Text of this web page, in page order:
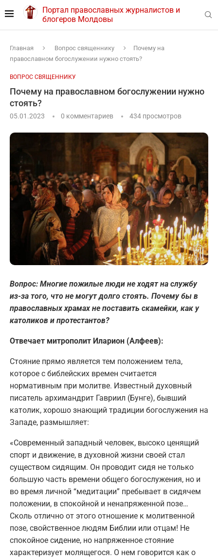
Портал православных журналистов и
блогеров Молдовы
Главная Вопрос священнику
Почему на
православном богослужении нужно стоять?
ВОПРОС СВЯЩЕННИКУ
Почему на православном богослужении нужно
стоять?
05.01.2023 0 комментариев 434 просмотров
Вопрос: Многие пожилые люди не ходят на службу
из-за того, что не могут долго стоять. Почему бы в
православных храмах не поставить скамейки, как у
католиков и протестантов?
Отвечает митрополит Иларион (Алфеев):
Стояние прямо является тем положением тела,
которое с библейских времен считается
нормативным при молитве. Известный духовный
писатель архимандрит Гавриил (Бунге), бывший
католик, хорошо знающий традиции богослужения на
Западе, размышляет:
«Современный западный человек, высоко ценящий
спорт и движение, в духовной жизни своей стал
существом сидящим. Он проводит сидя не только
большую часть времени общего богослужения, но и
во время личной “медитации” пребывает в сидячем
положении, в спокойной и ненапряженной позе…
Сколь отлично от этого отношение к молитвенной
позе, свойственное людям Библии или отцам! Не
спокойное сидение, но напряженное стояние
характеризует молящегося. О нем говорится как о